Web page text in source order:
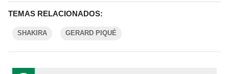
TEMAS RELACIONADOS:
SHAKIRA GERARD PIQUÉ